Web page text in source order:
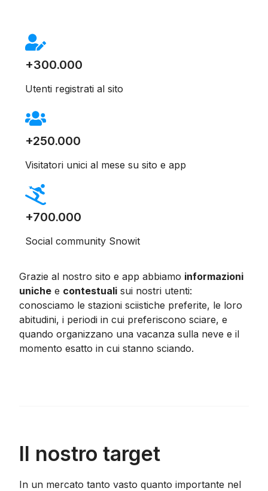
+300.000
Utenti registrati al sito
+250.000
Visitatori unici al mese su sito e app
+700.000
Social community Snowit
Grazie al nostro sito e app abbiamo informazioni
uniche e contestuali sui nostri utenti:
conosciamo le stazioni sciistiche preferite, le loro
abitudini, i periodi in cui preferiscono sciare, e
quando organizzano una vacanza sulla neve e il
momento esatto in cui stanno sciando.
Il nostro target
In un mercato tanto vasto quanto importante nel